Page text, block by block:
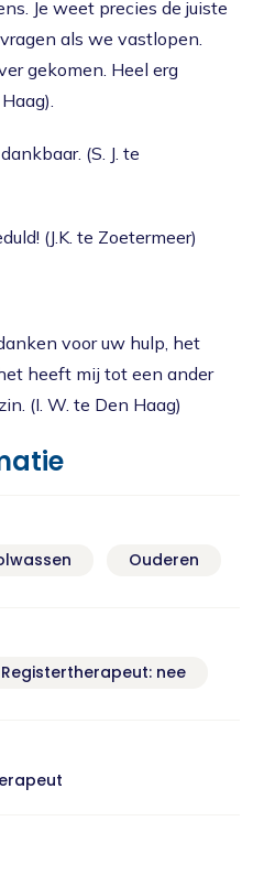
Je weet precies de juiste
als we vastlopen.
gekomen. Heel erg
(S. J. te
(J.K. te Zoetermeer)
voor uw hulp, het
heeft mij tot een ander
(I. W. te Den Haag)
Ouderen
Registertherapeut: nee